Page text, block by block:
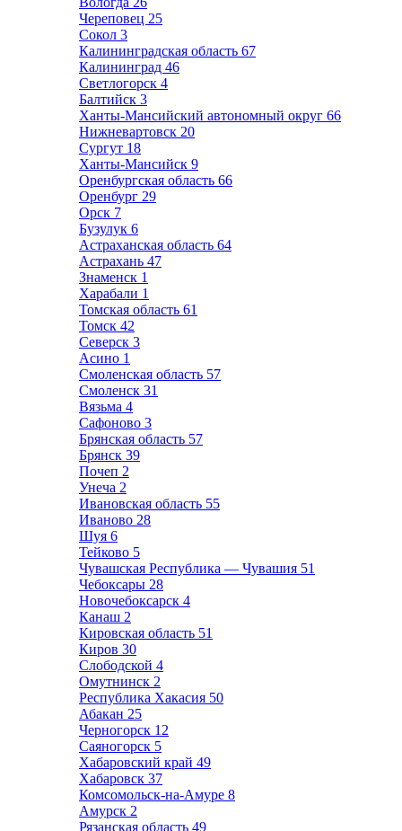
Череповец 25
Сокол 3
Калининградская область 67
Калининград 46
Светлогорск 4
Балтийск 3
Ханты-Мансийский автономный округ 66
Нижневартовск 20
Сургут 18
Ханты-Мансийск 9
Оренбургская область 66
Оренбург 29
Орск 7
Бузулук 6
Астраханская область 64
Астрахань 47
Знаменск 1
Харабали 1
Томская область 61
Томск 42
Северск 3
Асино 1
Смоленская область 57
Смоленск 31
Вязьма 4
Сафоново 3
Брянская область 57
Брянск 39
Почеп 2
Унеча 2
Ивановская область 55
Иваново 28
Шуя 6
Тейково 5
Чувашская Республика — Чувашия 51
Чебоксары 28
Новочебоксарск 4
Канаш 2
Кировская область 51
Киров 30
Слободской 4
Омутнинск 2
Республика Хакасия 50
Абакан 25
Черногорск 12
Саяногорск 5
Хабаровский край 49
Хабаровск 37
Комсомольск-на-Амуре 8
Амурск 2
Рязанская область 49